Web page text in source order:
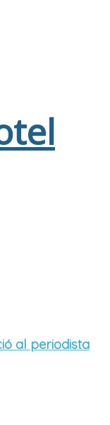
al periodista